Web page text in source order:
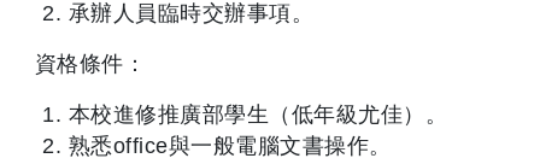
承辦人員臨時交辦事項。
資格條件：
本校進修推廣部學生（低年級尤佳）。
熟悉office與一般電腦文書操作。